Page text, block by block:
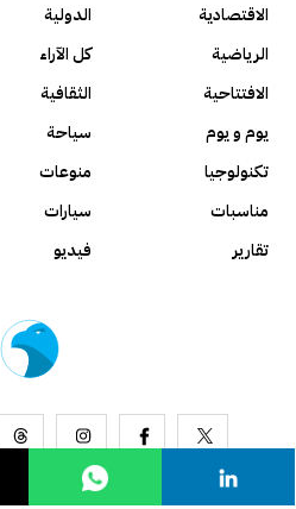
الاقتصادية
الدولية
الرياضية
كل الآراء
الافتتاحية
الثقافية
يوم و يوم
سياحة
تكنولوجيا
منوعات
مناسبات
سيارات
تقارير
فيديو